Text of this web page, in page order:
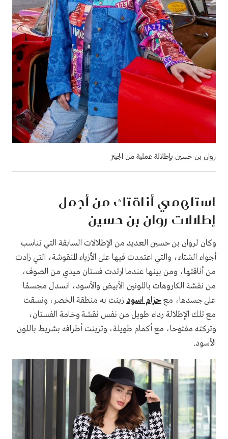
روان بن حسين بإطلالة عملية من الجينز
استلهمي أناقتك من أجمل
إطلالات روان بن حسين
وكان لروان بن حسين العديد من الإطلالات السابقة التي تناسب
أجواء الشتاء، والتي اعتمدت فيها على الأزياء المنقوشة، التي زادت
من أناقتها، ومن بينها عندما ارتدت فستان ميدي من الصوف،
من نقشة الكاروهات باللونين الأبيض والأسود، انسدل مجسمًا
على جسدها، مع حزام اسودزينت به منطقة الخصر، ونسقت
مع تلك الإطلالة رداء طويل من نفس نقشة وخامة الفستان،
وتركته مفتوحا، مع أكمام طويلة، وتزينت أطرافه بشريط باللون
الأسود.